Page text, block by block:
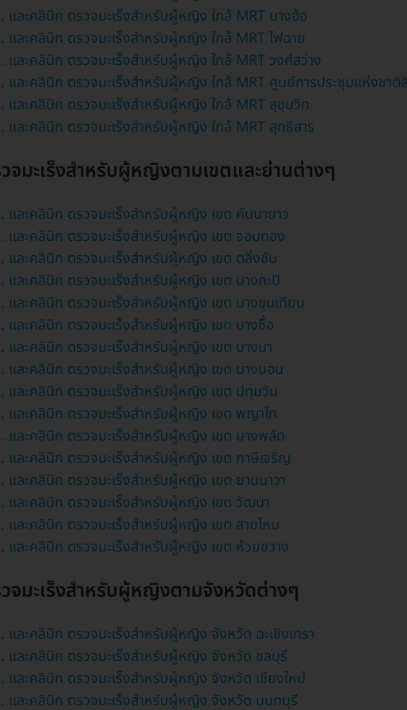
และคลินิก ตรวจมะเร็งสำหรับผู้หญิง ใกล้ MRT บางอ้อ
และคลินิก ตรวจมะเร็งสำหรับผู้หญิง ใกล้ MRT ไฟฉาย
และคลินิก ตรวจมะเร็งสำหรับผู้หญิง ใกล้ MRT วงศ์สว่าง
และคลินิก ตรวจมะเร็งสำหรับผู้หญิง ใกล้ MRT ศูนย์การประชุมแห่งชาติ
และคลินิก ตรวจมะเร็งสำหรับผู้หญิง ใกล้ MRT สุขุมวิท
และคลินิก ตรวจมะเร็งสำหรับผู้หญิง ใกล้ MRT สุทธิสาร
จมะเร็งสำหรับผู้หญิงตามเขตและย่านต่างๆ
และคลินิก ตรวจมะเร็งสำหรับผู้หญิง เขต คันนายาว
และคลินิก ตรวจมะเร็งสำหรับผู้หญิง เขต จอมทอง
และคลินิก ตรวจมะเร็งสำหรับผู้หญิง เขต ตลิ่งชัน
และคลินิก ตรวจมะเร็งสำหรับผู้หญิง เขต บางกะปิ
และคลินิก ตรวจมะเร็งสำหรับผู้หญิง เขต บางขุนเทียน
และคลินิก ตรวจมะเร็งสำหรับผู้หญิง เขต บางซื่อ
และคลินิก ตรวจมะเร็งสำหรับผู้หญิง เขต บางนา
และคลินิก ตรวจมะเร็งสำหรับผู้หญิง เขต บางบอน
และคลินิก ตรวจมะเร็งสำหรับผู้หญิง เขต ปทุมวัน
และคลินิก ตรวจมะเร็งสำหรับผู้หญิง เขต พญาไท
และคลินิก ตรวจมะเร็งสำหรับผู้หญิง เขต บางพลัด
และคลินิก ตรวจมะเร็งสำหรับผู้หญิง เขต ภาษีเจริญ
และคลินิก ตรวจมะเร็งสำหรับผู้หญิง เขต ยานนาวา
และคลินิก ตรวจมะเร็งสำหรับผู้หญิง เขต วัฒนา
และคลินิก ตรวจมะเร็งสำหรับผู้หญิง เขต สายไหม
และคลินิก ตรวจมะเร็งสำหรับผู้หญิง เขต ห้วยขวาง
จมะเร็งสำหรับผู้หญิงตามจังหวัดต่างๆ
และคลินิก ตรวจมะเร็งสำหรับผู้หญิง จังหวัด ฉะเชิงเทรา
และคลินิก ตรวจมะเร็งสำหรับผู้หญิง จังหวัด ชลบุรี
และคลินิก ตรวจมะเร็งสำหรับผู้หญิง จังหวัด เชียงใหม่
และคลินิก ตรวจมะเร็งสำหรับผู้หญิง จังหวัด นนทบุรี